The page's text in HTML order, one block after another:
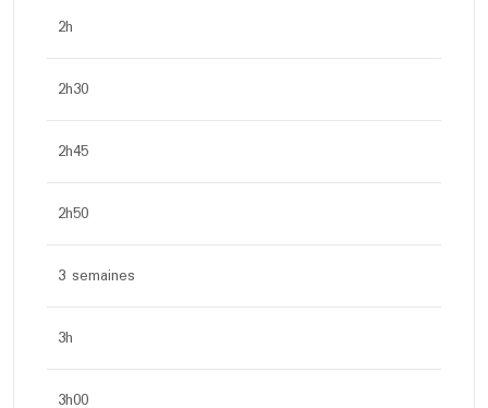
2h
2h30
2h45
2h50
3 semaines
3h
3h00